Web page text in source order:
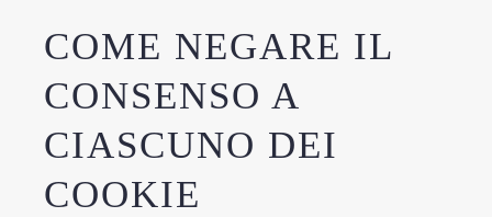
COME NEGARE IL
CONSENSO A
CIASCUNO DEI
COOKIE